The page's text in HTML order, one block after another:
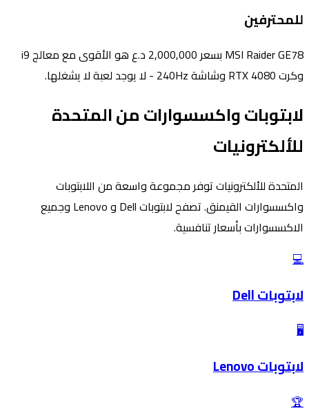
للمحترفين
MSI Raider GE78 بسعر 2,000,000 د.ع هو الأقوى مع معالج i9
وكرت RTX 4080 وشاشة 240Hz - لا يوجد لعبة لا يشغلها.
لابتوبات واكسسوارات من المتحدة
للألكترونيات
المتحدة للألكترونيات توفر مجموعة واسعة من اللابتوبات
واكسسوارات القيمنق. تصفح لابتوبات Dell و Lenovo وجميع
الاكسسوارات بأسعار تنافسية.
💻
لابتوبات Dell
🖥️
لابتوبات Lenovo
🏆